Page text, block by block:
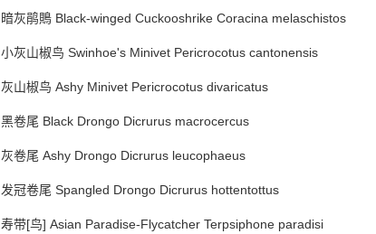
暗灰鹃鵙 Black-winged Cuckooshrike Coracina melaschistos
小灰山椒鸟 Swinhoe's Minivet Pericrocotus cantonensis
灰山椒鸟 Ashy Minivet Pericrocotus divaricatus
黑卷尾 Black Drongo Dicrurus macrocercus
灰卷尾 Ashy Drongo Dicrurus leucophaeus
发冠卷尾 Spangled Drongo Dicrurus hottentottus
寿带[鸟] Asian Paradise-Flycatcher Terpsiphone paradisi